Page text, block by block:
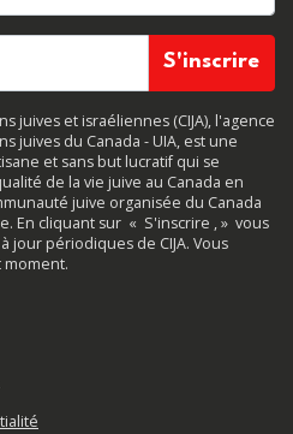
juives et israéliennes (CIJA), l'agence
juives du Canada - UIA, est une
et sans but lucratif qui se
de la vie juive au Canada en
juive organisée du Canada
En cliquant sur « S'inscrire , » vous
jour périodiques de CIJA. Vous
moment.